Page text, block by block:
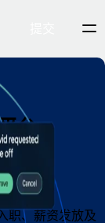
台
职、薪资发放及